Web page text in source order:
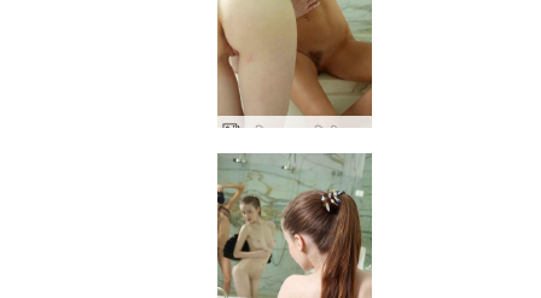
आलिया द्वारा एमिली को सिड्यूस कर रही आलिया